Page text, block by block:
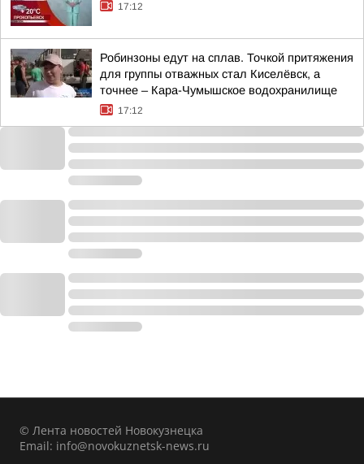
17:12
Робинзоны едут на сплав. Точкой притяжения
для группы отважных стал Киселёвск, а
точнее – Кара-Чумышское водохранилище
17:12
© Лента новостей Новокузнецка
Email: info@novokuznetsk-news.ru